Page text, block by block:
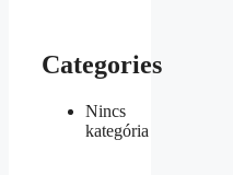
Categories
Nincs
kategória